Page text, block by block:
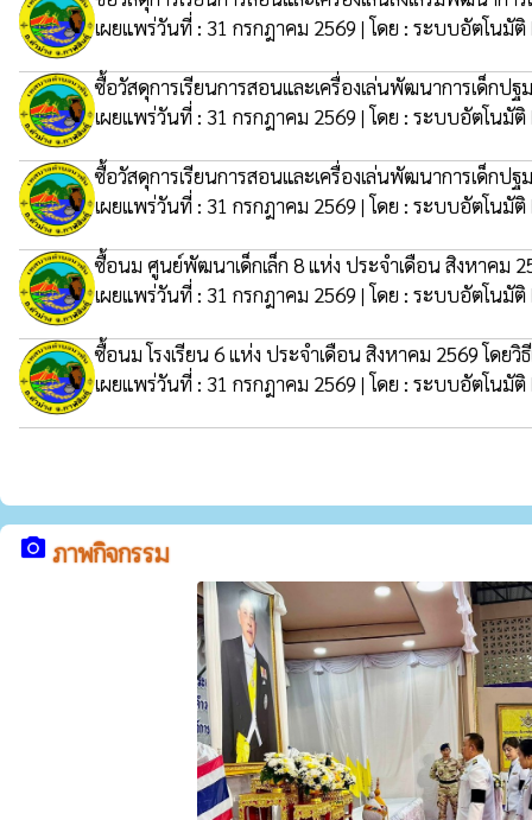
เผยแพร่วันที่ : 31 กรกฎาคม 2569 | โดย : ระบบอัตโนมัติ
ซื้อวัสดุการเรียนการสอนและเครื่องเล่นพัฒนาการเด็กป
เผยแพร่วันที่ : 31 กรกฎาคม 2569 | โดย : ระบบอัตโนมัติ
ซื้อวัสดุการเรียนการสอนและเครื่องเล่นพัฒนาการเด็กป
เผยแพร่วันที่ : 31 กรกฎาคม 2569 | โดย : ระบบอัตโนมัติ
ซื้อนม ศูนย์พัฒนาเด็กเล็ก 8 แห่ง ประจำเดือน สิงหาคม
เผยแพร่วันที่ : 31 กรกฎาคม 2569 | โดย : ระบบอัตโนมัติ
ซื้อนม โรงเรียน 6 แห่ง ประจำเดือน สิงหาคม 2569 โดยวิ
เผยแพร่วันที่ : 31 กรกฎาคม 2569 | โดย : ระบบอัตโนมัติ
camera_alt ภาพกิจกรรม